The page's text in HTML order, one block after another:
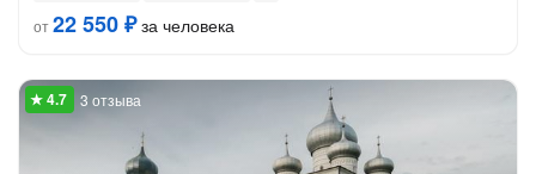
от22 550 ₽за человека
3 отзыва